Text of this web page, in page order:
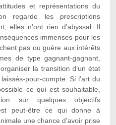
et représentations du
regarde les prescriptions
elles n’ont rien d’abyssal. Il
immenses pour les
pas ou guère aux intérêts
de type gagnant-gagnant,
la transition d’un état
pour-compte. Si l’art du
ce qui est souhaitable,
sur quelques objectifs
peut-être ce qui donne à
une chance d’avoir prise